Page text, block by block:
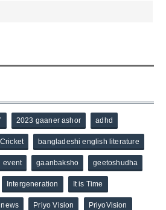
2023 gaaner ashor adhd
bangladeshi english literature
event gaanbaksho geetoshudha
Intergeneration It is Time
news Priyo Vision PriyoVision